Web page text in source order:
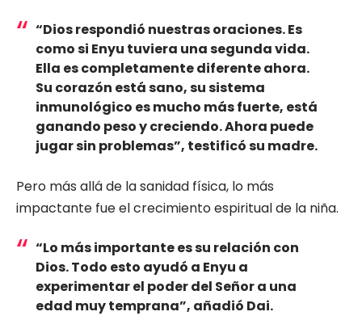
“Dios respondió nuestras oraciones. Es
como si Enyu tuviera una segunda vida.
Ella es completamente diferente ahora.
Su corazón está sano, su sistema
inmunológico es mucho más fuerte, está
ganando peso y creciendo. Ahora puede
jugar sin problemas”, testificó su madre.
Pero más allá de la sanidad física, lo más
impactante fue el crecimiento espiritual de la niña.
“Lo más importante es su relación con
Dios. Todo esto ayudó a Enyu a
experimentar el poder del Señor a una
edad muy temprana”, añadió Dai.